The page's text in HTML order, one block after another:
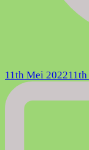
11th Mei 2022